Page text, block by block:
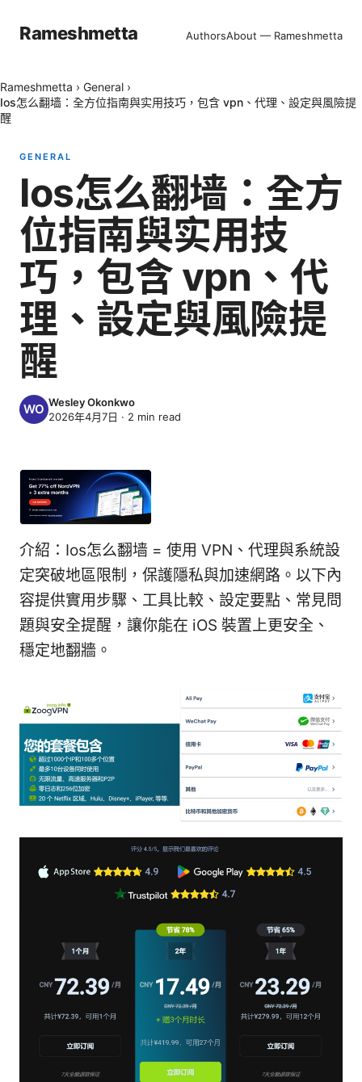
Rameshmetta AuthorsAbout — Rameshmetta
Rameshmetta › General ›
Ios怎么翻墙：全方位指南與实用技巧，包含 vpn、代理、設定與風險提
醒
GENERAL
Ios怎么翻墙：全方
位指南與实用技
巧，包含 vpn、代
理、設定與風險提
醒
Wesley Okonkwo
2026年4月7日 · 2 min read
介紹：Ios怎么翻墙 = 使用 VPN、代理與系統設
定突破地區限制，保護隱私與加速網路。以下內
容提供實用步驟、工具比較、設定要點、常見問
題與安全提醒，讓你能在 iOS 裝置上更安全、
穩定地翻牆。